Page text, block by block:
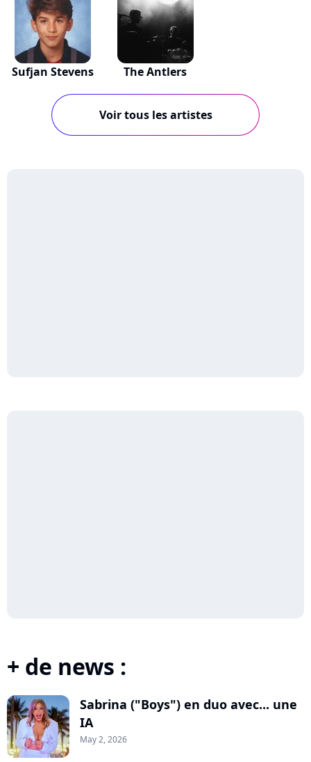
Sufjan Stevens The Antlers
Voir tous les artistes
+ de news :
Sabrina ("Boys") en duo avec... une
IA
May 2, 2026